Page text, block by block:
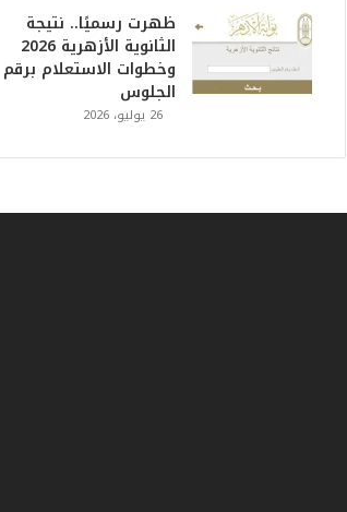
ا
ظهرت رسميًا.. نتيجة
الثانوية الأزهرية 2026
وخطوات الاستعلام برقم
الجلوس
26 يوليو، 2026